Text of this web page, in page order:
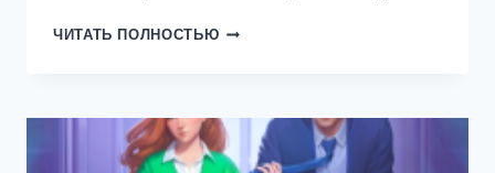
ЧИТАТЬ ПОЛНОСТЬЮ АРТУР
ОХОТНИК
ЗА
ДУШАМИ